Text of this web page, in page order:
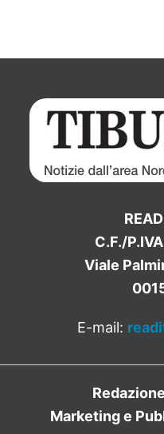
C.F./
Viale
E-mail:
Marketing e